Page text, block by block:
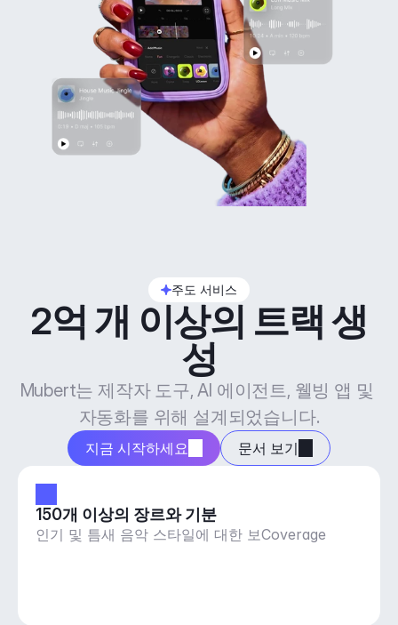
주도 서비스
2억 개 이상의 트랙 생
성
Mubert는 제작자 도구, AI 에이전트, 웰빙 앱 및
자동화를 위해 설계되었습니다.
지금 시작하세요 문서 보기
150개 이상의 장르와 기분
인기 및 틈새 음악 스타일에 대한 보Coverage